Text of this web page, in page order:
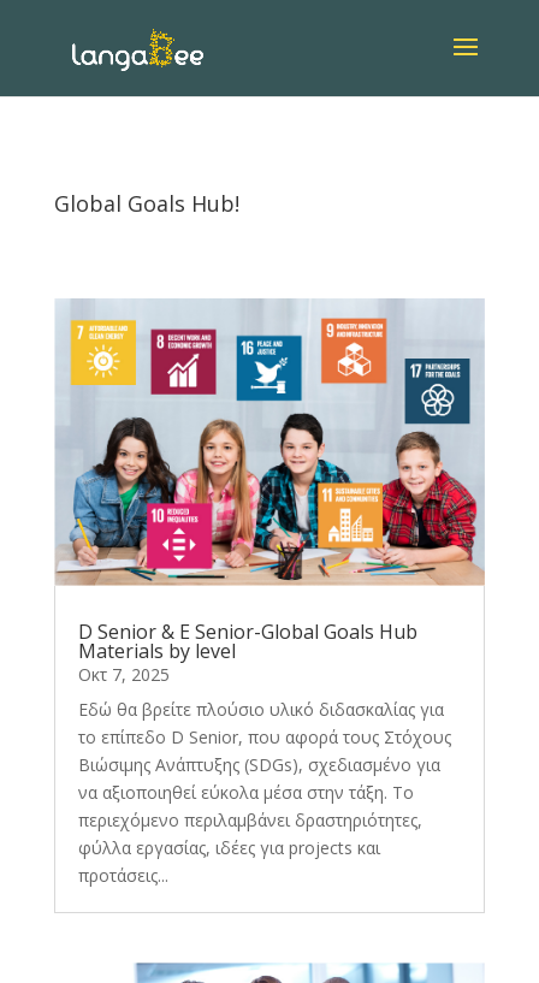
Global Goals Hub!
D Senior & E Senior-Global Goals Hub
Materials by level
Οκτ 7, 2025
Εδώ θα βρείτε πλούσιο υλικό διδασκαλίας για
το επίπεδο D Senior, που αφορά τους Στόχους
Βιώσιμης Ανάπτυξης (SDGs), σχεδιασμένο για
να αξιοποιηθεί εύκολα μέσα στην τάξη. Το
περιεχόμενο περιλαμβάνει δραστηριότητες,
φύλλα εργασίας, ιδέες για projects και
προτάσεις...